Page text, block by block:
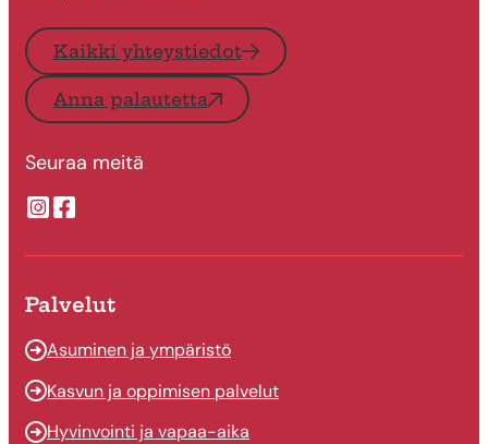
Kaikki yhteystiedot
Anna palautetta
Seuraa meitä
Suonenjoen kaupungin Instragram
Suonenjoen kaupungin Facebook
Palvelut
Asuminen ja ympäristö
Kasvun ja oppimisen palvelut
Hyvinvointi ja vapaa-aika